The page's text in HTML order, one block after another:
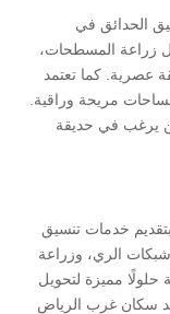
الحدائق في
زراعة المسطحات،
عصرية. كما تعتمد
مريحة وراقية.
يرغب في حديقة
خدمات تنسيق
الري، وزراعة
حلولًا مميزة لتحويل
سكان غرب الرياض